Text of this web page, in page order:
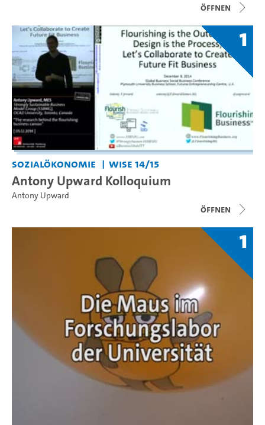
Öffnen
1
Sozialökonomie WiSe 14/15
Antony Upward Kolloquium
Antony Upward
Öffnen
1